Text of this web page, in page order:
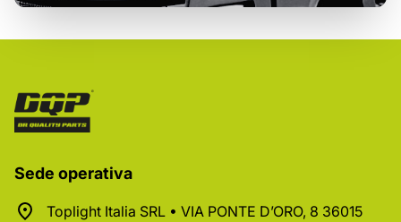
Sede operativa
Toplight Italia SRL • VIA PONTE D’ORO, 8 36015